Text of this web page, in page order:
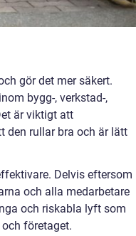
gör det mer säkert.
bygg-, verkstad-,
är viktigt att
den rullar bra och är lätt
Delvis eftersom
och alla medarbetare
och riskabla lyft som
företaget.